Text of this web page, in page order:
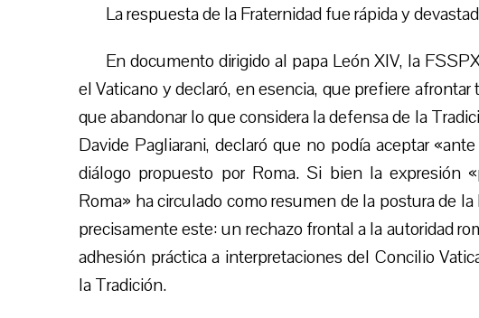
La respuesta de la Fraternidad fue rápida y
En documento dirigido al papa León XIV, la
el Vaticano y declaró, en esencia, que prefiere
que abandonar lo que considera la defensa de la
Davide Pagliarani, declaró que no podía aceptar
diálogo propuesto por Roma. Si bien la expresión
Roma» ha circulado como resumen de la postura de
precisamente este: un rechazo frontal a la autoridad
adhesión práctica a interpretaciones del Concilio
la Tradición.